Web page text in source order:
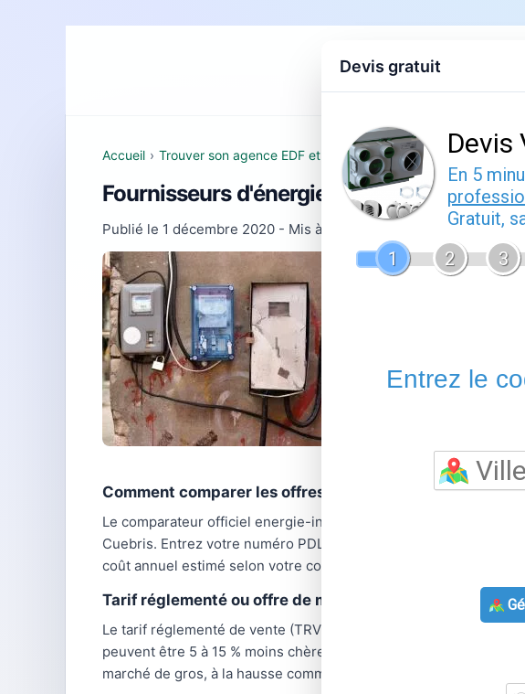
Accueil Devis gratuit
Accueil › Trouver son agence EDF et comprendre ses offres › EDF en
Fournisseurs d'énergie à Cuebris (06910)
Publié le 1 décembre 2020 - Mis à jour le
28 juillet 2026
Cuebris (06910)
nombreux sont
hors période
Tous les
Ekwateur et
l'énergie
offres de
Comment comparer les offres à Cuebris ?
Le comparateur officiel energie-info.fr, géré par le Médiateur
Cuebris. Entrez votre numéro PDL (Point De Livraison, 14
coût annuel estimé selon votre consommation.
Tarif réglementé ou offre de marché ?
Le tarif réglementé de vente (TRV) d'électricité fixé par l'État
peuvent être 5 à 15 % moins chères selon les périodes. Les
marché de gros, à la hausse comme à la baisse.
Devis gratuit